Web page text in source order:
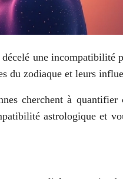
une incompatibilité
du zodiaque et leurs
cherchent à
astrologique et